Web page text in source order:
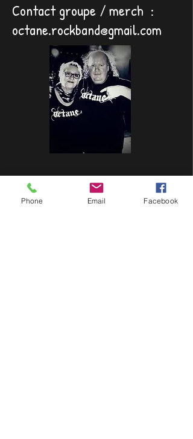
Contact groupe / merch :
octane.rockband@gmail.com
Phone Email Facebook